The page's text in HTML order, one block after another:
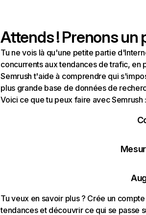
Attends ! Prenons un
Tu ne vois là qu'une petite partie
concurrents aux tendances de trafic, en
Semrush t'aide à comprendre qui
plus grande base de données de
Voici ce que tu peux faire avec Semrush
Tu veux en savoir plus ? Crée un
tendances et découvrir ce qui se passe